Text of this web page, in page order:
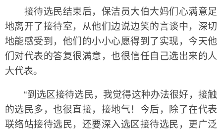
接待选民结束后，保洁员大伯大妈们心满意足
地离开了接待室，从他们边说边笑的言谈中，深切
地能感受到，他们的小小心愿得到了实现，今天他
们对代表的答复很满意，也很信任自己选出来的人
大代表。
“到选区接待选民，我觉得这种办法很好，接触
的选民多，也很直接，接地气！今后，除了在代表
联络站接待选民，还要深入选区接待选民，更广泛